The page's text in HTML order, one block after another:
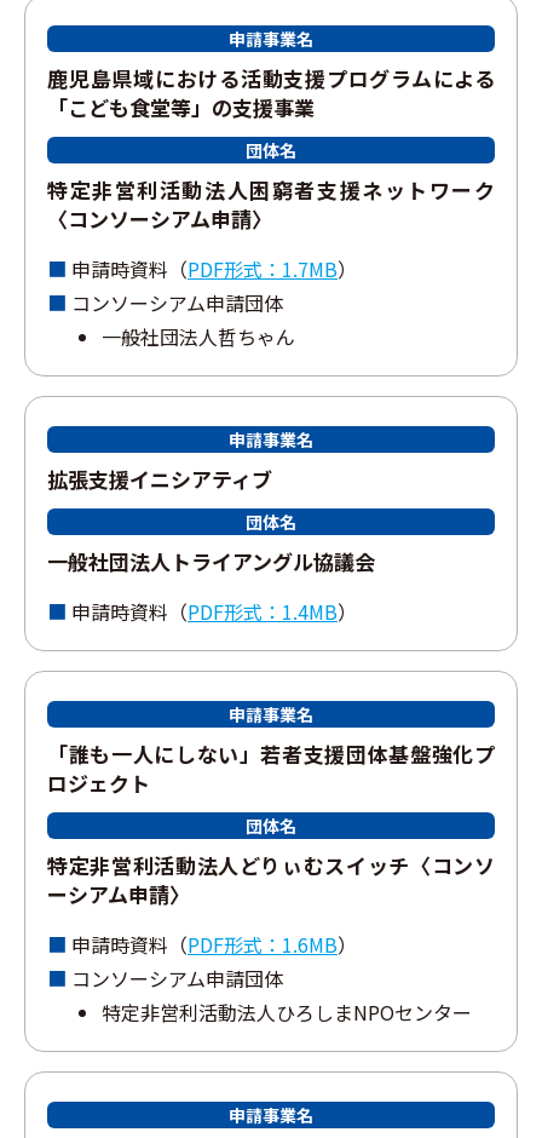
申請事業名
⿅児島県域における活動⽀援プログラムによる
「こども⾷堂等」の⽀援事業
団体名
特定⾮営利活動法⼈困窮者⽀援ネットワーク
〈コンソーシアム申請〉
申請時資料（PDF形式：1.7MB）
コンソーシアム申請団体
⼀般社団法⼈哲ちゃん
申請事業名
拡張⽀援イニシアティブ
団体名
⼀般社団法⼈トライアングル協議会
申請時資料（PDF形式：1.4MB）
申請事業名
「誰も⼀⼈にしない」若者⽀援団体基盤強化プ
ロジェクト
団体名
特定⾮営利活動法⼈どりぃむスイッチ〈コンソ
ーシアム申請〉
申請時資料（PDF形式：1.6MB）
コンソーシアム申請団体
特定⾮営利活動法⼈ひろしまNPOセンター
申請事業名